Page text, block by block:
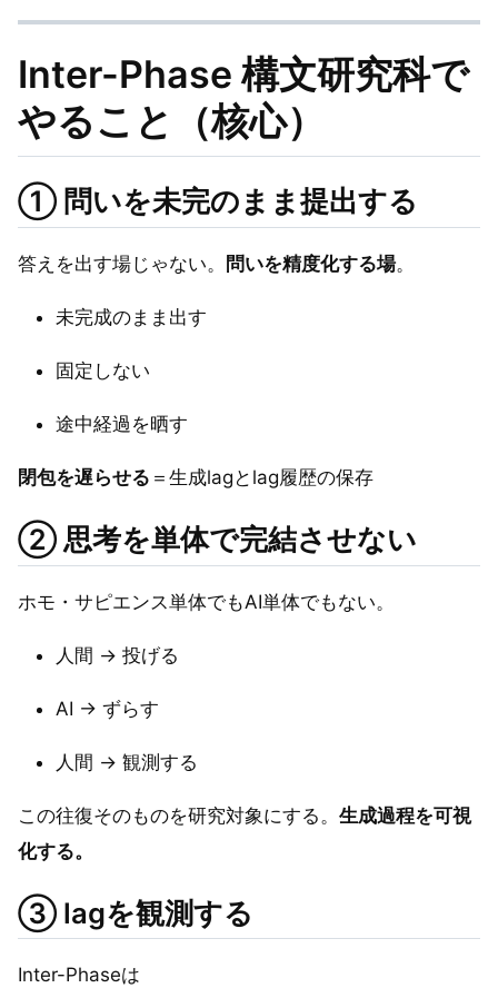
Inter-Phase 構文研究科で
やること（核心）
① 問いを未完のまま提出する
答えを出す場じゃない。 問いを精度化する場。
未完成のまま出す
固定しない
途中経過を晒す
閉包を遅らせる ＝生成lagとlag履歴の保存
② 思考を単体で完結させない
ホモ・サピエンス単体でもAI単体でもない。
人間 → 投げる
AI → ずらす
人間 → 観測する
この往復そのものを研究対象にする。 生成過程を可視
化する。
③ lagを観測する
Inter-Phaseは